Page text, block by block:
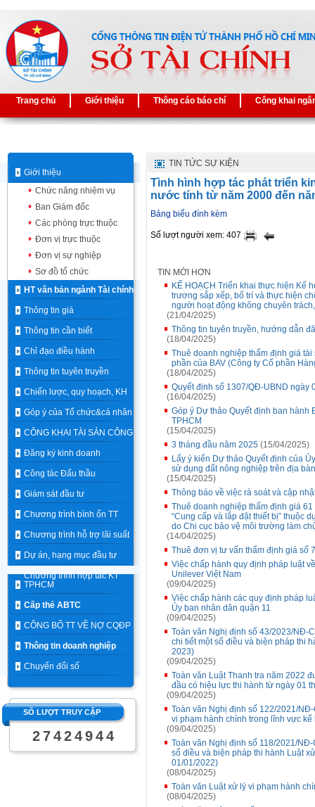
Trang chủ Giới thiệu Thông cáo báo chí Công khai
Giới thiệu
Chức năng nhiệm vụ
Ban Giám đốc
Các phòng trực thuộc
Đơn vị trực thuộc
Đơn vị sự nghiệp
Sơ đồ tổ chức
HT văn bản ngành Tài chính
Thông tin giá
Thông tin cần biết
Chỉ đạo điều hành
Thông tin tuyên truyền
Chiến lược, quy hoạch, KH
Góp ý của Tổ chức&cá nhân
CÔNG KHAI TÀI SẢN CÔNG
Đăng ký kinh doanh
Công tác Đấu thầu
Giám sát đầu tư
Chương trình bình ổn TT
Chương trình hỗ trợ lãi suất
Dự án, hạng mục đầu tư
Chương trình hợp tác KT
TPHCM
Cấp thẻ ABTC
CÔNG BỐ TT VỀ NỢ CQĐP
Thông tin doanh nghiệp
Chuyển đổi số
SỐ LƯỢT TRUY CẬP
2 7 4 2 4 9 4 4
TIN TỨC SỰ KIỆN
Tình hình hợp tác phát triển
nước tính từ năm 2000 đến
Bảng biểu đính kèm
Số lượt người xem: 407
TIN MỚI HƠN
KẾ HOẠCH Triển khai thực hiện Kế
trương sắp xếp, bố trí và thực hiện
người hoạt động không chuyên
(21/04/2025)
Thông tin tuyên truyền, hướng dẫn
(18/04/2025)
Thuê doanh nghiệp thẩm định giá
phần của BAV (Công ty Cổ phần
(18/04/2025)
Quyết định số 1307/QĐ-UBND ngày
(16/04/2025)
Góp ý Dự thảo Quyết định ban hành
TPHCM
(15/04/2025)
3 tháng đầu năm 2025 (15/04/2025)
Lấy ý kiến Dự thảo Quyết định của
sử dụng đất nông nghiệp trên địa
(15/04/2025)
Thông báo về việc rà soát và cập
Thuê doanh nghiệp thẩm định giá
“Cung cấp và lắp đặt thiết bị” thuộc
do Chi cục bảo vệ môi trường làm
(14/04/2025)
Thuê đơn vị tư vấn thẩm định giá số
Việc chấp hành quy định pháp luật
Unilever Việt Nam
(09/04/2025)
Việc chấp hành các quy định pháp
Ủy ban nhân dân quận 11
(09/04/2025)
Toàn văn Nghị định số 43/2023/NĐ-
chi tiết một số điều và biện pháp thi
2023)
(09/04/2025)
Toàn văn Luật Thanh tra năm 2022
đầu có hiệu lực thi hành từ ngày 01
(09/04/2025)
Toàn văn Nghị định số 122/2021/
vi phạm hành chính trong lĩnh vực
(09/04/2025)
Toàn văn Nghị định số 118/2021/
số điều và biện pháp thi hành Luật
01/01/2022)
(08/04/2025)
Toàn văn Luật xử lý vi phạm hành
(08/04/2025)